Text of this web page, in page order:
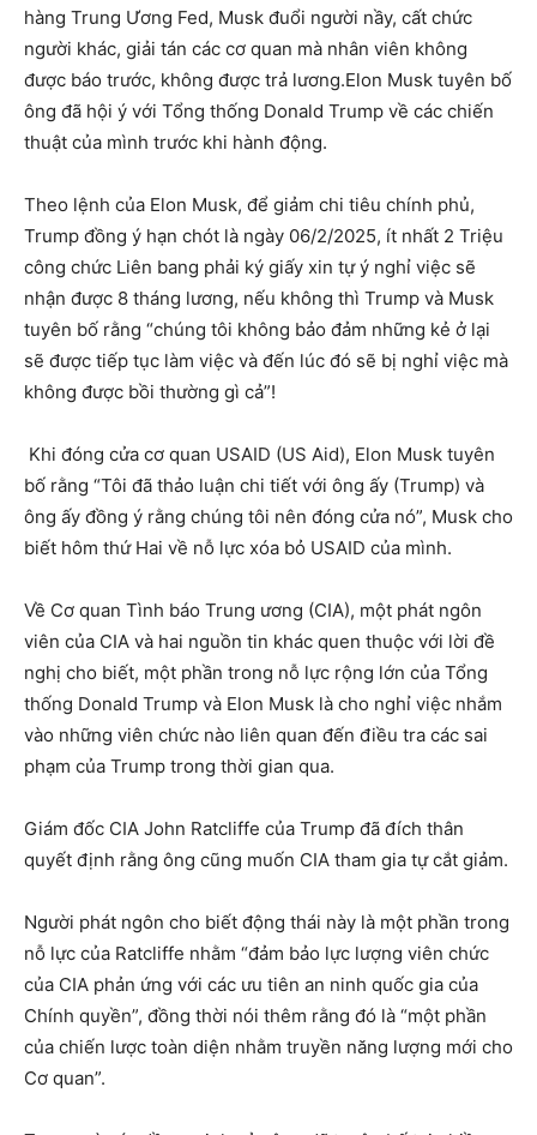
hàng Trung Ương Fed, Musk đuổi người nầy, cất chức
người khác, giải tán các cơ quan mà nhân viên không
được báo trước, không được trả lương.Elon Musk tuyên bố
ông đã hội ý với Tổng thống Donald Trump về các chiến
thuật của mình trước khi hành động.
Theo lệnh của Elon Musk, để giảm chi tiêu chính phủ,
Trump đồng ý hạn chót là ngày 06/2/2025, ít nhất 2 Triệu
công chức Liên bang phải ký giấy xin tự ý nghỉ việc sẽ
nhận được 8 tháng lương, nếu không thì Trump và Musk
tuyên bố rằng “chúng tôi không bảo đảm những kẻ ở lại
sẽ được tiếp tục làm việc và đến lúc đó sẽ bị nghỉ việc mà
không được bồi thường gì cả”!
Khi đóng cửa cơ quan USAID (US Aid), Elon Musk tuyên
bố rằng “Tôi đã thảo luận chi tiết với ông ấy (Trump) và
ông ấy đồng ý rằng chúng tôi nên đóng cửa nó”, Musk cho
biết hôm thứ Hai về nỗ lực xóa bỏ USAID của mình.
Về Cơ quan Tình báo Trung ương (CIA), một phát ngôn
viên của CIA và hai nguồn tin khác quen thuộc với lời đề
nghị cho biết, một phần trong nỗ lực rộng lớn của Tổng
thống Donald Trump và Elon Musk là cho nghỉ việc nhắm
vào những viên chức nào liên quan đến điều tra các sai
phạm của Trump trong thời gian qua.
Giám đốc CIA John Ratcliffe của Trump đã đích thân
quyết định rằng ông cũng muốn CIA tham gia tự cắt giảm.
Người phát ngôn cho biết động thái này là một phần trong
nỗ lực của Ratcliffe nhằm “đảm bảo lực lượng viên chức
của CIA phản ứng với các ưu tiên an ninh quốc gia của
Chính quyền”, đồng thời nói thêm rằng đó là “một phần
của chiến lược toàn diện nhằm truyền năng lượng mới cho
Cơ quan”.